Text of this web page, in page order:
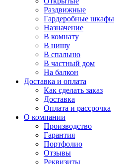
Раздвижные
Гардеробные шкафы
Назначение
В комнату
В нишу
В спальню
В частный дом
На балкон
Доставка и оплата
Как сделать заказ
Доставка
Оплата и рассрочка
О компании
Производство
Гарантия
Портфолио
Отзывы
Реквизиты